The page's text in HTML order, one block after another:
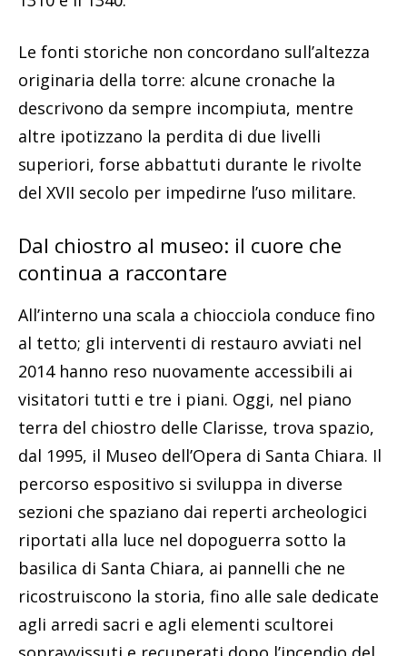
Le fonti storiche non concordano sull’altezza
originaria della torre: alcune cronache la
descrivono da sempre incompiuta, mentre
altre ipotizzano la perdita di due livelli
superiori, forse abbattuti durante le rivolte
del XVII secolo per impedirne l’uso militare.
Dal chiostro al museo: il cuore che
continua a raccontare
All’interno una scala a chiocciola conduce fino
al tetto; gli interventi di restauro avviati nel
2014 hanno reso nuovamente accessibili ai
visitatori tutti e tre i piani. Oggi, nel piano
terra del chiostro delle Clarisse, trova spazio,
dal 1995, il Museo dell’Opera di Santa Chiara. Il
percorso espositivo si sviluppa in diverse
sezioni che spaziano dai reperti archeologici
riportati alla luce nel dopoguerra sotto la
basilica di Santa Chiara, ai pannelli che ne
ricostruiscono la storia, fino alle sale dedicate
agli arredi sacri e agli elementi scultorei